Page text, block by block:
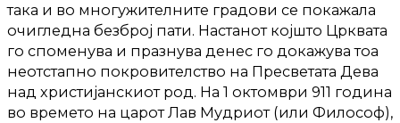
така и во многужителните градови се покажала
очигледна безброј пати. Настанот којшто Црквата
го споменува и празнува денес го докажува тоа
неотстапно покровителство на Пресветата Дева
над христијанскиот род. На 1 октомври 911 година
во времето на царот Лав Мудриот (или Философ),